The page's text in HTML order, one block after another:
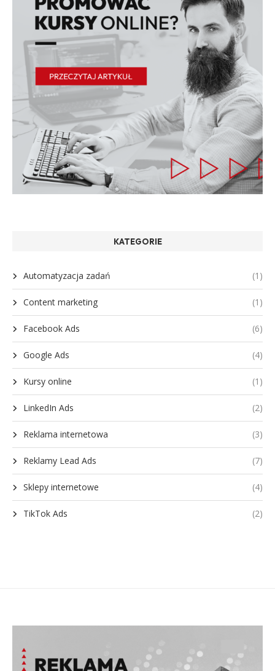
KATEGORIE
Automatyzacja zadań (1)
Content marketing (1)
Facebook Ads (6)
Google Ads (4)
Kursy online (1)
LinkedIn Ads (2)
Reklama internetowa (3)
Reklamy Lead Ads (7)
Sklepy internetowe (4)
TikTok Ads (2)